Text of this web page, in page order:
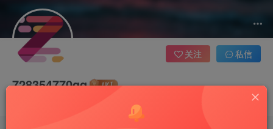
728354770qq
关注 私信